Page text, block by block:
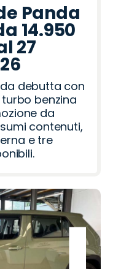
Panda
14.950
27
debutta con
benzina
da
contenuti,
e tre